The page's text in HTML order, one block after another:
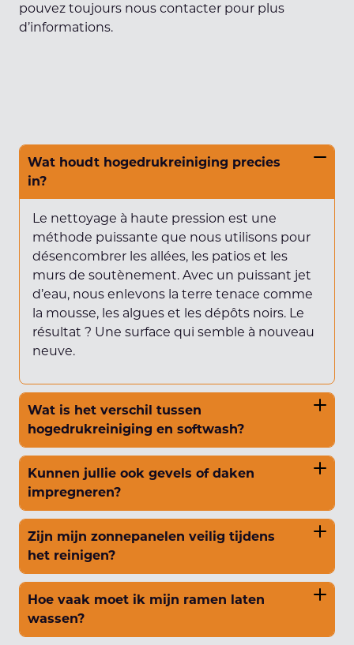
pouvez toujours nous contacter pour plus
d’informations.
Wat houdt hogedrukreiniging precies
in?
Le nettoyage à haute pression est une
méthode puissante que nous utilisons pour
désencombrer les allées, les patios et les
murs de soutènement. Avec un puissant jet
d’eau, nous enlevons la terre tenace comme
la mousse, les algues et les dépôts noirs. Le
résultat ? Une surface qui semble à nouveau
neuve.
Wat is het verschil tussen
hogedrukreiniging en softwash?
Kunnen jullie ook gevels of daken
impregneren?
Zijn mijn zonnepanelen veilig tijdens
het reinigen?
Hoe vaak moet ik mijn ramen laten
wassen?